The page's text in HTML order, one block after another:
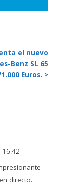
el nuevo
Benz SL 65
Euros. >
16:42
directo.